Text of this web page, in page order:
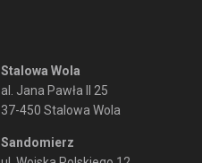
Stalowa Wola
al. Jana Pawła II 25
37-450 Stalowa Wola
Sandomierz